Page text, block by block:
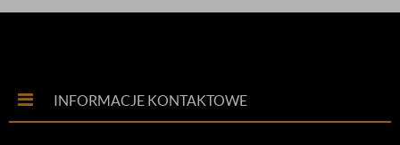
INFORMACJE KONTAKTOWE